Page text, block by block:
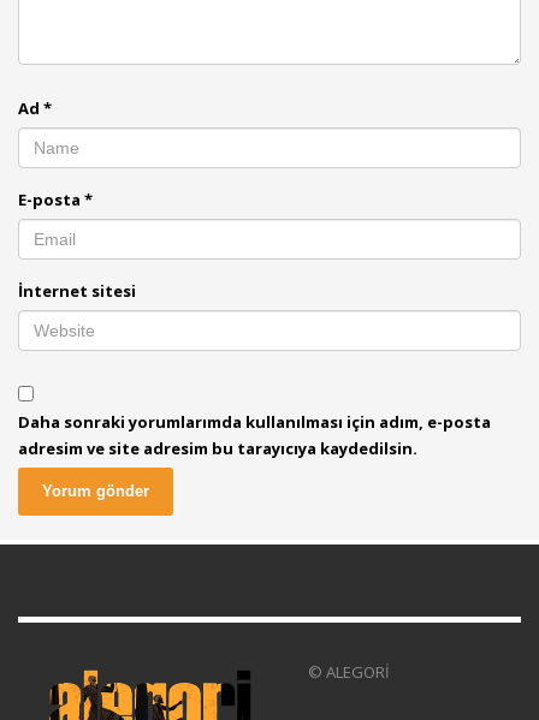
Ad *
E-posta *
İnternet sitesi
Daha sonraki yorumlarımda kullanılması için adım, e-posta
adresim ve site adresim bu tarayıcıya kaydedilsin.
© ALEGORİ